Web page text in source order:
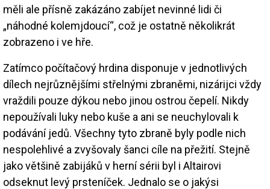
měli ale přísně zakázáno zabíjet nevinné lidi či
„náhodné kolemjdoucí“, což je ostatně několikrát
zobrazeno i ve hře.
Zatímco počítačový hrdina disponuje v jednotlivých
dílech nejrůznějšími střelnými zbraněmi, nizárijci vždy
vraždili pouze dýkou nebo jinou ostrou čepelí. Nikdy
nepoužívali luky nebo kuše a ani se neuchylovali k
podávání jedů. Všechny tyto zbraně byly podle nich
nespolehlivé a zvyšovaly šanci cíle na přežití. Stejně
jako většině zabijáků v herní sérii byl i Altairovi
odseknut levý prsteníček. Jednalo se o jakýsi